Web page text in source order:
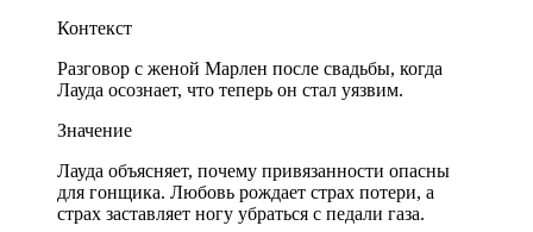
Контекст
Разговор с женой Марлен после свадьбы, когда
Лауда осознает, что теперь он стал уязвим.
Значение
Лауда объясняет, почему привязанности опасны
для гонщика. Любовь рождает страх потери, а
страх заставляет ногу убраться с педали газа.